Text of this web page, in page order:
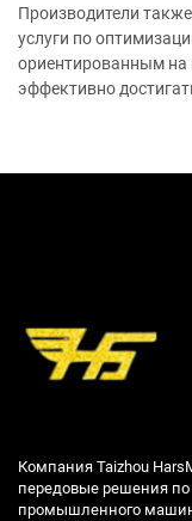
Производители
услуги по
ориентированным на
эффективно
Компания Taizhou
передовые решения по
промышленного